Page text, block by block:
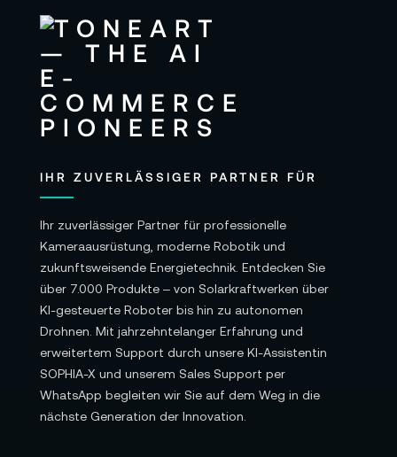
IHR ZUVERLÄSSIGER PARTNER FÜR
Ihr zuverlässiger Partner für professionelle
Kameraausrüstung, moderne Robotik und
zukunftsweisende Energietechnik. Entdecken Sie
über 7.000 Produkte – von Solarkraftwerken über
KI-gesteuerte Roboter bis hin zu autonomen
Drohnen. Mit jahrzehntelanger Erfahrung und
erweitertem Support durch unsere KI-Assistentin
SOPHIA-X und unserem Sales Support per
WhatsApp begleiten wir Sie auf dem Weg in die
nächste Generation der Innovation.